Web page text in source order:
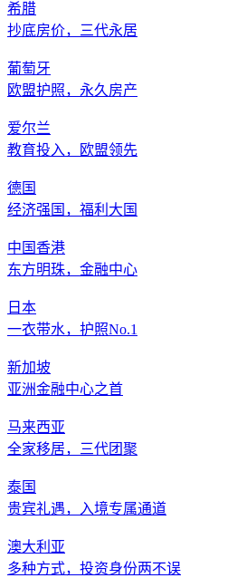
希腊
抄底房价，三代永居
葡萄牙
欧盟护照，永久房产
爱尔兰
教育投入，欧盟领先
德国
经济强国，福利大国
中国香港
东方明珠，金融中心
日本
一衣带水，护照No.1
新加坡
亚洲金融中心之首
马来西亚
全家移居，三代团聚
泰国
贵宾礼遇，入境专属通道
澳大利亚
多种方式，投资身份两不误